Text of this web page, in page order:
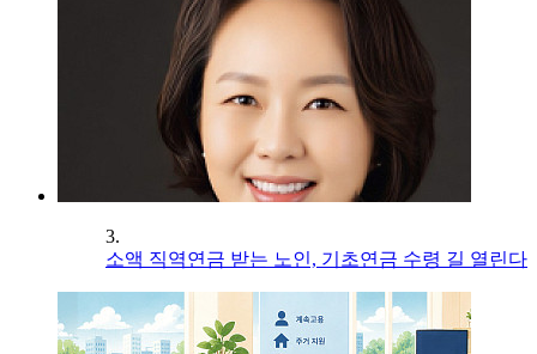
3.
소액 직역연금 받는 노인, 기초연금 수령 길 열린다